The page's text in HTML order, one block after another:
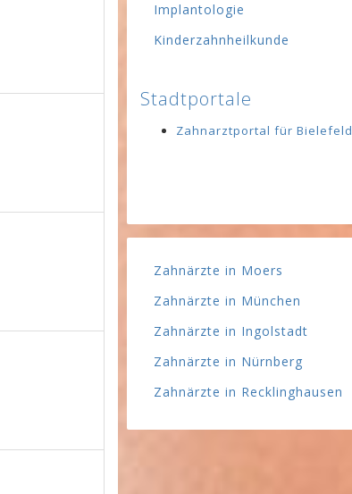
Implantologie
Kinderzahnheilkunde
Stadtportale
Zahnarztportal für Bielefeld
Zahnärzte in Moers
Zahnärzte in München
Zahnärzte in Ingolstadt
Zahnärzte in Nürnberg
Zahnärzte in Recklinghausen